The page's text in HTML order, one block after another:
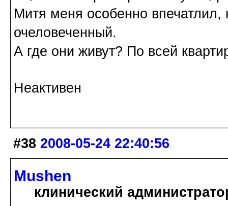
Митя меня особенно
очеловеченный.
А где они живут? По всей
Неактивен
#38 2008-05-24 22:40:56
Mushen
клинический